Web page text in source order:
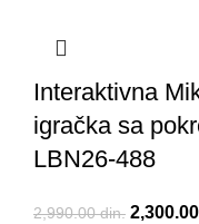
Interaktivna
igračka sa
LBN26-488
2,990.00din. 2,300.00